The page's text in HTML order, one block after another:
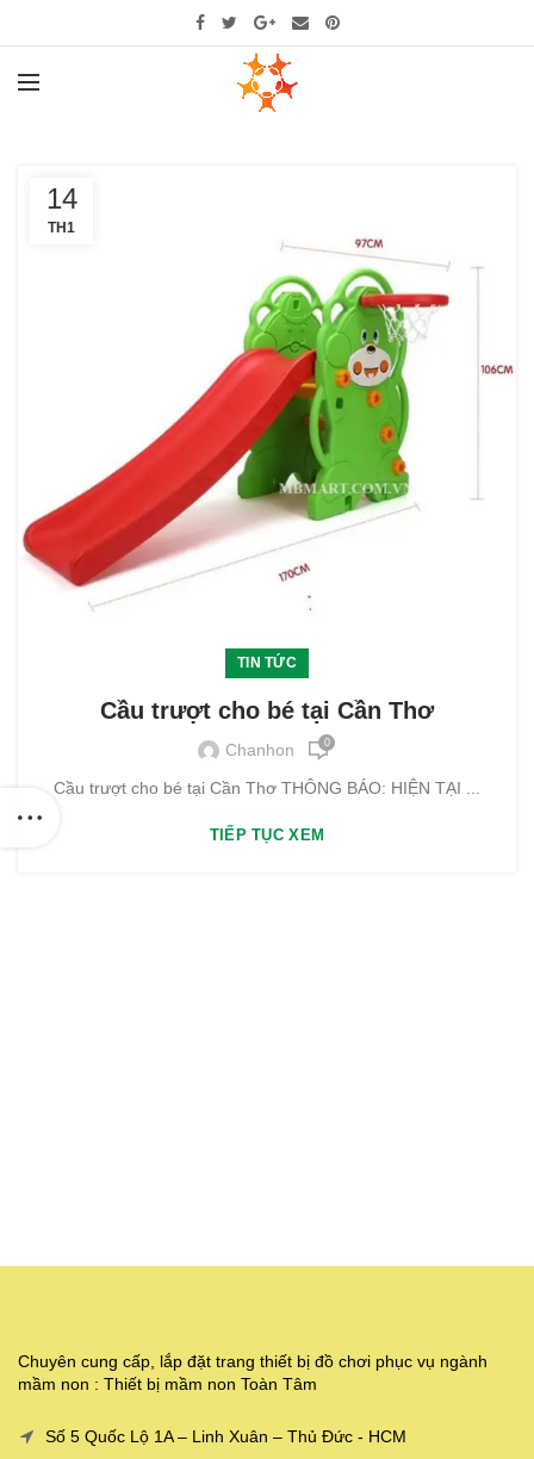
14
TH1
TIN TỨC
Cầu trượt cho bé tại Cần Thơ
Chanhon 0
Cầu trượt cho bé tại Cần Thơ THÔNG BÁO: HIỆN TẠI ...
TIẾP TỤC XEM
Chuyên cung cấp, lắp đặt trang thiết bị đồ chơi phục vụ ngành
mầm non : Thiết bị mầm non Toàn Tâm
Số 5 Quốc Lộ 1A – Linh Xuân – Thủ Đức - HCM